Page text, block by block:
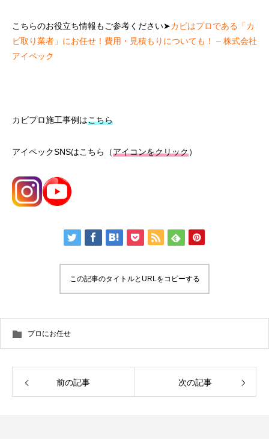
こちらのお役立ち情報もご参考ください➤カビはプロである「カ
ビ取り業者」にお任せ！費用・見積もりについても！ – 株式会社
アイペック
カビプロ施工事例はこちら
アイペックSNSはこちら（アイコンをクリック）
この記事のタイトルとURLをコピーする
プロにお任せ
前の記事 次の記事